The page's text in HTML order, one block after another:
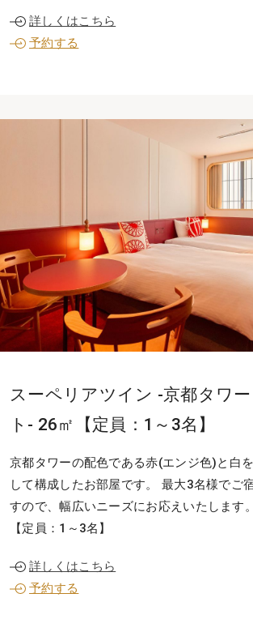
詳しくはこちら
予約する
スーペリアツイン -京都タワ
ト- 26㎡【定員：1～3名】
京都タワーの配色である赤(エンジ色)と白
して構成したお部屋です。 最大3名様でご
すので、幅広いニーズにお応えいたします。
【定員：1～3名】
詳しくはこちら
予約する